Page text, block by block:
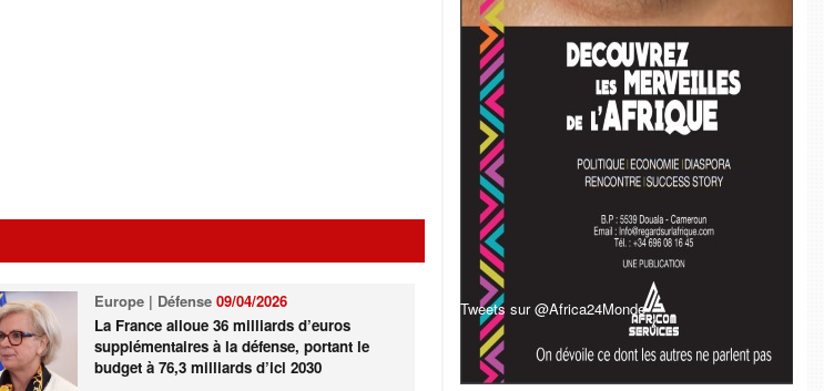
Europe | Défense 09/04/2026
La France alloue 36 milliards d’euros
supplémentaires à la défense, portant le
budget à 76,3 milliards d’ici 2030
Tweets sur @Africa24Monde